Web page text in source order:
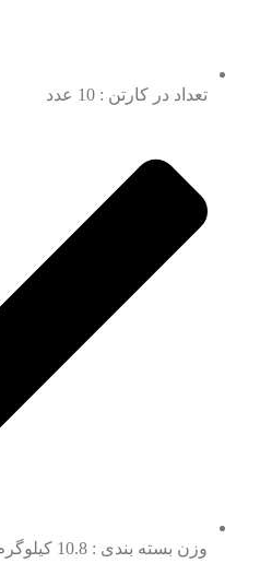
تعداد در کارتن : 10 عدد
وزن بسته بندی : 10.8 کیلوگرم